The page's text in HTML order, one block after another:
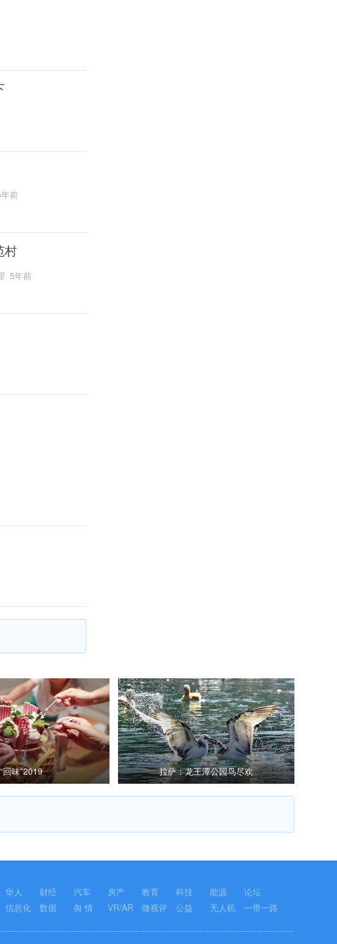
前
村
5年前
“回味”2019 拉萨：龙王潭公园鸟尽欢
华人 财经 汽车 房产 教育 科技 能源
论坛
信息化 数据 舆 情 VR/AR 微视评 公益 无人机 一带一路